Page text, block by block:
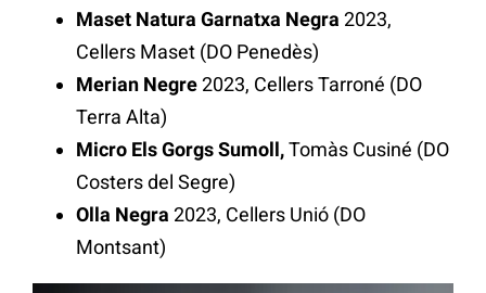
Maset Natura Garnatxa Negra 2023,
Cellers Maset (DO Penedès)
Merian Negre2023, Cellers Tarroné (DO
Terra Alta)
Micro Els Gorgs Sumoll,Tomàs Cusiné (DO
Costers del Segre)
Olla Negra 2023, Cellers Unió (DO
Montsant)